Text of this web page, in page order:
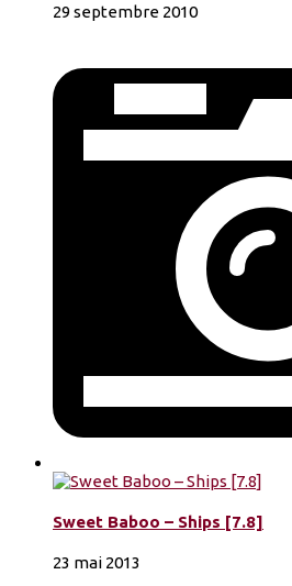
29 septembre 2010
Sweet Baboo – Ships [7.8]
23 mai 2013